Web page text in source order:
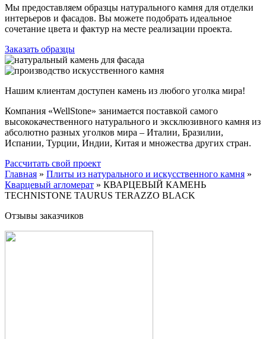
Мы предоставляем образцы натурального камня для отделки
интерьеров и фасадов. Вы можете подобрать идеальное
сочетание цвета и фактур на месте реализации проекта.
Заказать образцы
Нашим клиентам доступен камень из любого уголка мира!
Компания «WellStone» занимается поставкой самого
высококачественного натурального и эксклюзивного камня из
абсолютно разных уголков мира – Италии, Бразилии,
Испании, Турции, Индии, Китая и множества других стран.
Рассчитать свой проект
Главная » Плиты из натурального и искусственного камня »
Кварцевый агломерат » КВАРЦЕВЫЙ КАМЕНЬ
TECHNISTONE TAURUS TERAZZO BLACK
Отзывы заказчиков